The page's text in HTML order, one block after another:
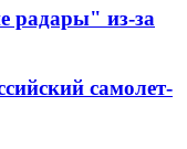
радары" из-за
самолет-